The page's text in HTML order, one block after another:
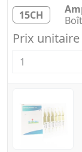
15CH
Prix unitaire